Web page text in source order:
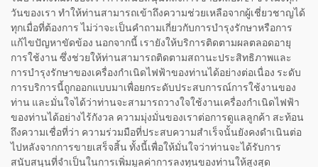
วันของเรา ทำให้ท่านสามารถเข้าถึงความช่วยเหลือจากผู้เชี่ยวชาญได้
ทุกเมื่อที่ต้องการ ไม่ว่าจะเป็นคำถามเกี่ยวกับการบำรุงรักษาหรือการ
แก้ไขปัญหาขัดข้อง นอกจากนี้ เรายังให้บริการติดตามผลตลอดอายุ
การใช้งาน ซึ่งช่วยให้ท่านสามารถติดตามสถานะประสิทธิภาพและ
การบำรุงรักษาของเครื่องกำเนิดไฟฟ้าของท่านได้อย่างต่อเนื่อง ระดับ
การบริการนี้ถูกออกแบบมาเพื่อยกระดับประสบการณ์การใช้งานของ
ท่าน และมั่นใจได้ว่าท่านจะสามารถวางใจใช้งานเครื่องกำเนิดไฟฟ้า
ของท่านได้อย่างไร้กังวล ความมุ่งมั่นของเราต่อการดูแลลูกค้า สะท้อน
ถึงความเชื่อที่ว่า ความร่วมมือที่ประสบความสำเร็จนั้นยังคงดำเนินต่อ
ไปหลังจากการขายเสร็จสิ้น ทั้งนี้เพื่อให้มั่นใจว่าท่านจะได้รับการ
สนับสนุนที่จำเป็นในการเพิ่มมูลค่าการลงทุนของท่านให้สูงสุด